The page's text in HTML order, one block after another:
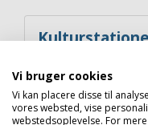
Horsens
Vi bruger cookies
Vi kan placere disse til
vores websted, vise
webstedsoplevelse. For